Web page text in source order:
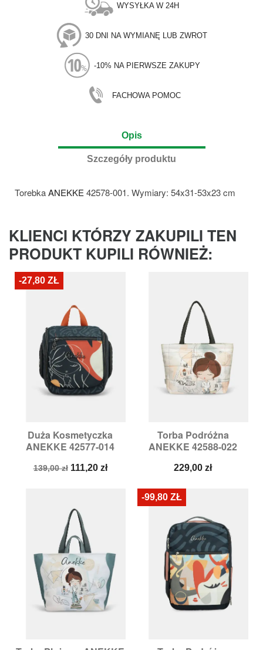
WYSYŁKA W 24H
30 DNI NA WYMIANĘ LUB ZWROT
-10% NA PIERWSZE ZAKUPY
FACHOWA POMOC
Opis
Szczegóły produktu
TorebkaANEKKE 42578-001. Wymiary: 54x31-53x23 cm
KLIENCI KTÓRZY ZAKUPILI TEN
PRODUKT KUPILI RÓWNIEŻ:
Duża Kosmetyczka
ANEKKE 42577-014
Cena
139,00 zł Cena
111,20 zł
-27,80 ZŁ
Torba Podróżna
ANEKKE 42588-022
Cena
229,00 zł
-99,80 ZŁ